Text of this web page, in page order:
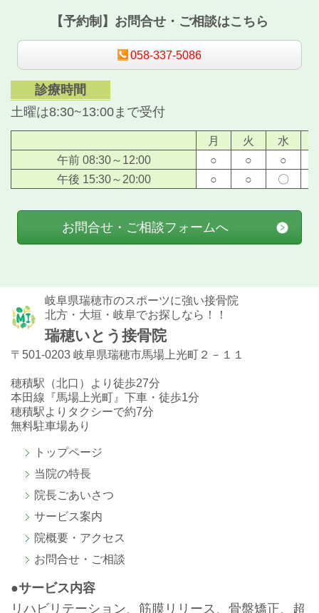
【予約制】お問合せ・ご相談はこちら
058-337-5086
診療時間
土曜は8:30~13:00まで受付
月 火 水
午前 08:30～12:00
○ ○ ○
午後 15:30～20:00
○ ○ 〇
お問合せ・ご相談フォームへ
岐阜県瑞穂市のスポーツに強い接骨院
北方・大垣・岐阜でお探しなら！！
瑞穂いとう接骨院
〒501-0203 岐阜県瑞穂市馬場上光町２－１１
穂積駅（北口）より徒歩27分
本田線『馬場上光町』下車・徒歩1分
穂積駅よりタクシーで約7分
無料駐車場あり
トップページ
当院の特長
院長ごあいさつ
サービス案内
院概要・アクセス
お問合せ・ご相談
●サービス内容
リハビリテーション、筋膜リリース、骨盤矯正、超